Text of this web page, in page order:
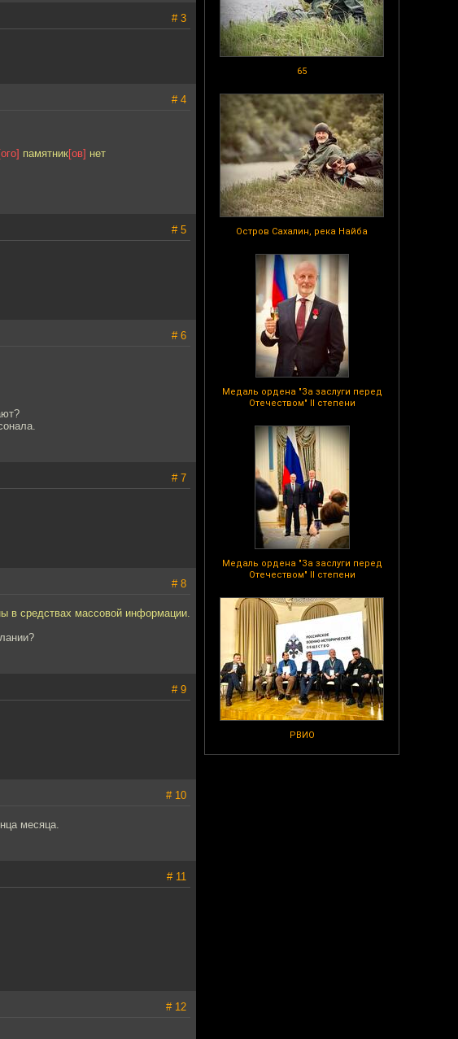
65
Остров Сахалин, река Найба
Медаль ордена "За заслуги перед
Отечеством" II степени
Медаль ордена "За заслуги перед
Отечеством" II степени
РВИО
# 3
# 4
[ого] памятник[ов] нет
# 5
# 6
# 7
# 8
в средствах массовой информации.
# 9
# 10
месяца.
# 11
# 12